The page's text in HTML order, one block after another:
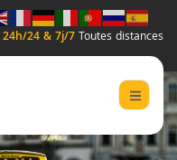
24h/24 & 7j/7Toutes distances